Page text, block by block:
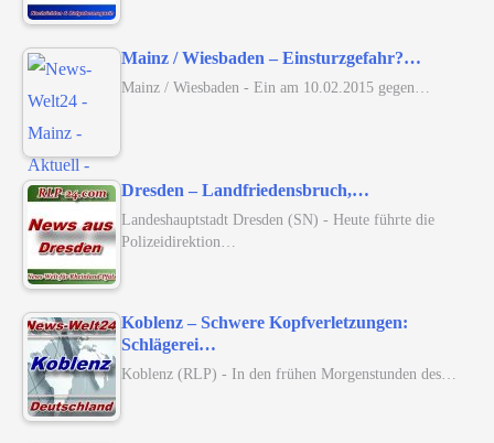
Mainz / Wiesbaden – Einsturzgefahr?…
Mainz / Wiesbaden - Ein am 10.02.2015 gegen…
Dresden – Landfriedensbruch,…
Landeshauptstadt Dresden (SN) - Heute führte die
Polizeidirektion…
Koblenz – Schwere Kopfverletzungen:
Schlägerei…
Koblenz (RLP) - In den frühen Morgenstunden des…